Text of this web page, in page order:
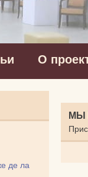
О
де ла
МЫ